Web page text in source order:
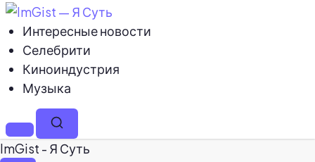
Интересные новости
Селебрити
Киноиндустрия
Музыка
МенюПоиск
ImGist - Я Суть